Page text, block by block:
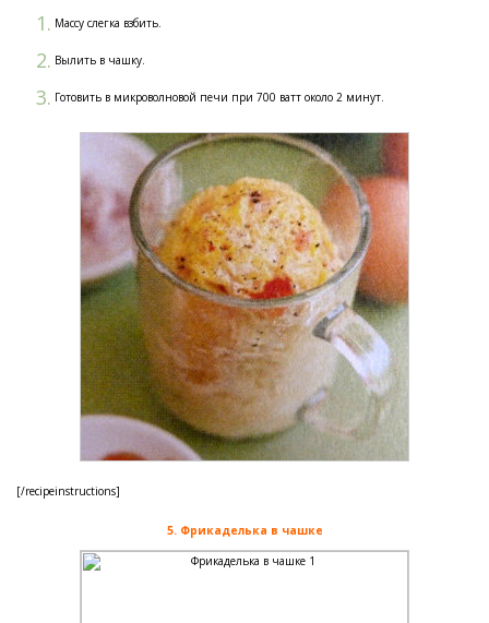
Массу слегка взбить.
Вылить в чашку.
Готовить в микроволновой печи при 700 ватт около 2 минут.
[/recipeinstructions]
5. Фрикаделька в чашке